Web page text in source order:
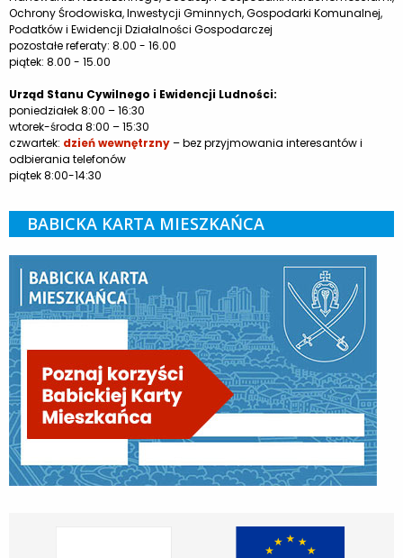
Ochrony Środowiska, Inwestycji Gminnych, Gospodarki Komunalnej,
Podatków i Ewidencji Działalności Gospodarczej
pozostałe referaty: 8.00 - 16.00
piątek: 8.00 - 15.00
Urząd Stanu Cywilnego i Ewidencji Ludności:
poniedziałek 8:00 – 16:30
wtorek-środa 8:00 – 15:30
czwartek: dzień wewnętrzny– bez przyjmowania interesantów i
odbierania telefonów
piątek 8:00-14:30
BABICKA KARTA MIESZKAŃCA